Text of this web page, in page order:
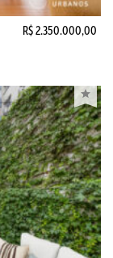
R$ 2.350.000,00